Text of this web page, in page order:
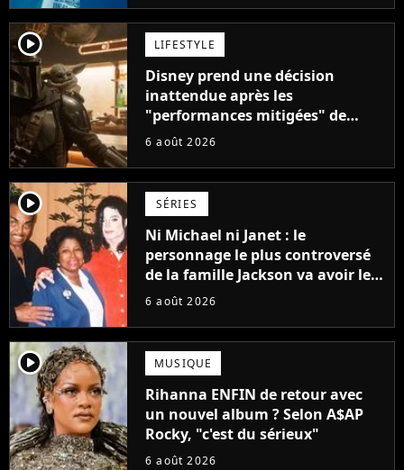
player2 LIFESTYLE
Disney prend une décision
inattendue après les
"performances mitigées" de
Vaiana et The Mandalorian &
6 août 2026
player2 SÉRIES
Ni Michael ni Janet : le
personnage le plus controversé
de la famille Jackson va avoir le
droit à sa propre série
6 août 2026
player2 MUSIQUE
Rihanna ENFIN de retour avec
un nouvel album ? Selon A$AP
Rocky, "c'est du sérieux"
6 août 2026